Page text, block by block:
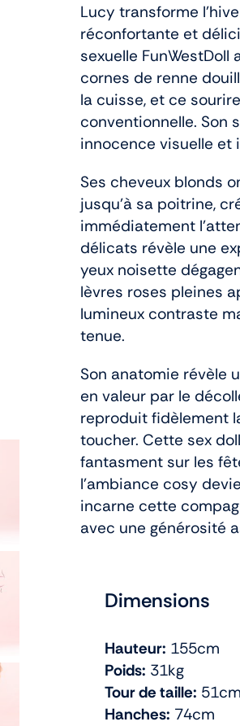
Lucy transforme
réconfortante et
sexuelle
cornes de renne
la cuisse, et ce
conventionnelle. Son
innocence visuelle
Ses cheveux blonds
jusqu’à sa poitrine,
immédiatement
délicats révèle une
yeux noisette
lèvres roses pleines
lumineux contraste
tenue.
Son anatomie révèle
en valeur par le
reproduit fidèlement
toucher. Cette sex
fantasment sur les
l’ambiance cosy
incarne cette
avec une générosité
Dimensions
Hauteur: 155cm
Poids: 31kg
Tour de taille: 51cm
Hanches: 74cm